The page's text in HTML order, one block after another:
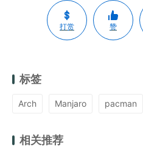
打赏 赞
标签
Arch Manjaro pacman
相关推荐